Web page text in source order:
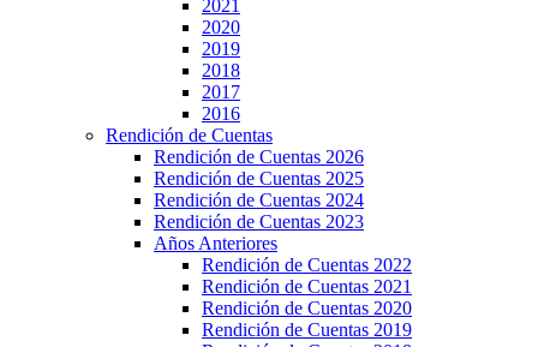
2021
2020
2019
2018
2017
2016
Rendición de Cuentas
Rendición de Cuentas 2026
Rendición de Cuentas 2025
Rendición de Cuentas 2024
Rendición de Cuentas 2023
Años Anteriores
Rendición de Cuentas 2022
Rendición de Cuentas 2021
Rendición de Cuentas 2020
Rendición de Cuentas 2019